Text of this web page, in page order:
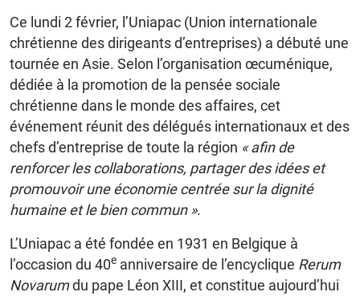
Ce lundi 2 février, l’Uniapac (Union internationale
chrétienne des dirigeants d’entreprises) a débuté une
tournée en Asie. Selon l’organisation œcuménique,
dédiée à la promotion de la pensée sociale
chrétienne dans le monde des affaires, cet
événement réunit des délégués internationaux et des
chefs d’entreprise de toute la région « afin de
renforcer les collaborations, partager des idées et
promouvoir une économie centrée sur la dignité
humaine et le bien commun ».
L’Uniapac a été fondée en 1931 en Belgique à
l’occasion du 40e anniversaire de l’encyclique Rerum
Novarumdu pape Léon XIII, et constitue aujourd’hui